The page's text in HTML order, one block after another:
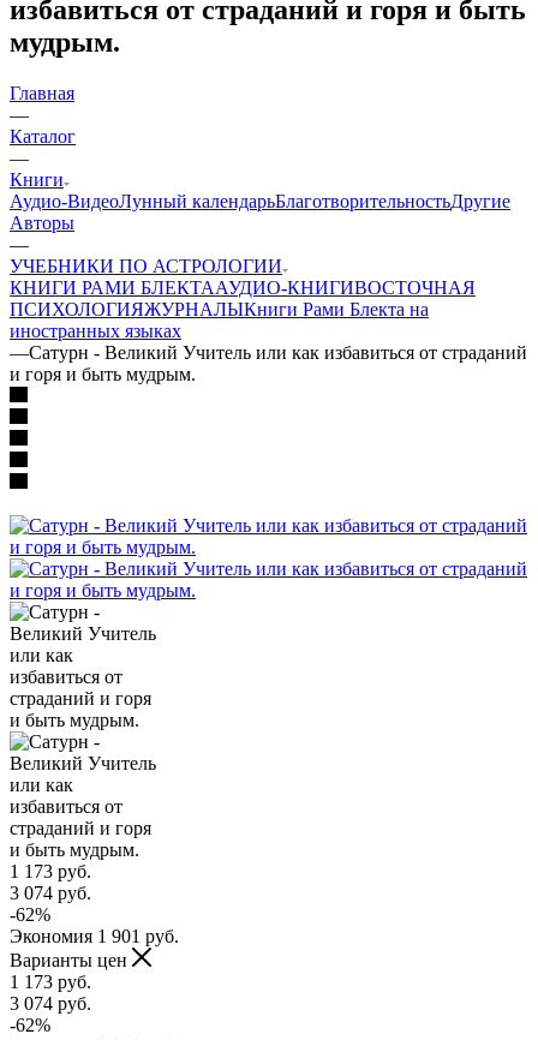
избавиться от страданий и горя и быть
мудрым.
Главная
—
Каталог
—
Книги
Аудио-ВидеоЛунный календарьБлаготворительностьДругие
Aвторы
—
УЧЕБНИКИ ПО АСТРОЛОГИИ
КНИГИ РАМИ БЛЕКТААУДИО-КНИГИВОСТОЧНАЯ
ПСИХОЛОГИЯЖУРНАЛЫКниги Рами Блекта на
иностранных языках
—Сатурн - Великий Учитель или как избавиться от страданий
и горя и быть мудрым.
1 173 руб.
3 074 руб.
-62%
Экономия 1 901 руб.
Варианты цен
1 173 руб.
3 074 руб.
-62%